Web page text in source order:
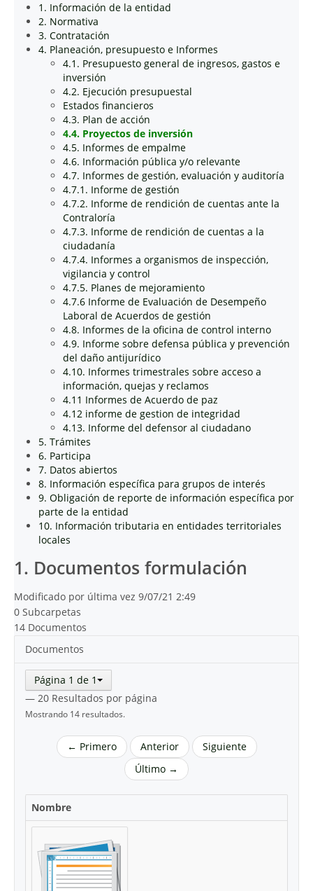
1. Información de la entidad
2. Normativa
3. Contratación
4. Planeación, presupuesto e Informes
4.1. Presupuesto general de ingresos, gastos e
inversión
4.2. Ejecución presupuestal
Estados financieros
4.3. Plan de acción
4.4. Proyectos de inversión
4.5. Informes de empalme
4.6. Información pública y/o relevante
4.7. Informes de gestión, evaluación y auditoría
4.7.1. Informe de gestión
4.7.2. Informe de rendición de cuentas ante la
Contraloría
4.7.3. Informe de rendición de cuentas a la
ciudadanía
4.7.4. Informes a organismos de inspección,
vigilancia y control
4.7.5. Planes de mejoramiento
4.7.6 Informe de Evaluación de Desempeño
Laboral de Acuerdos de gestión
4.8. Informes de la oficina de control interno
4.9. Informe sobre defensa pública y prevención
del daño antijurídico
4.10. Informes trimestrales sobre acceso a
información, quejas y reclamos
4.11 Informes de Acuerdo de paz
4.12 informe de gestion de integridad
4.13. Informe del defensor al ciudadano
5. Trámites
6. Participa
7. Datos abiertos
8. Información específica para grupos de interés
9. Obligación de reporte de información específica por
parte de la entidad
10. Información tributaria en entidades territoriales
locales
1. Documentos formulación
Modificado por última vez 9/07/21 2:49
0 Subcarpetas
14 Documentos
Documentos
Página 1 de 1
— 20 Resultados por página
Mostrando 14 resultados.
← Primero Anterior
Siguiente
Último →
Nombre